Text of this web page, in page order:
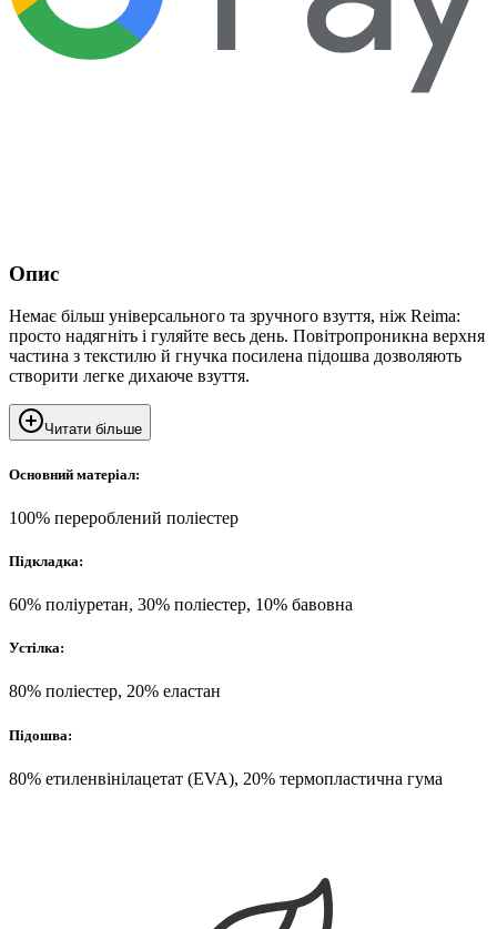
Опис
Немає більш універсального та зручного взуття, ніж Reima:
просто надягніть і гуляйте весь день. Повітропроникна верхня
частина з текстилю й гнучка посилена підошва дозволяють
створити легке дихаюче взуття.
Читати більше
Основний матеріал:
100% перероблений поліестер
Підкладка:
60% поліуретан, 30% поліестер, 10% бавовна
Устілка:
80% поліестер, 20% еластан
Підошва:
80% етиленвінілацетат (EVA), 20% термопластична гума